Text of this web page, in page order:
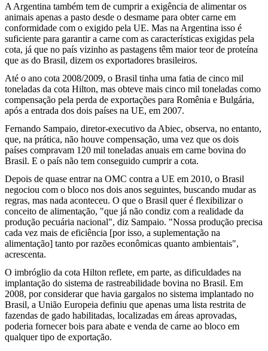
A Argentina também tem de cumprir a exigência de alimentar os
animais apenas a pasto desde o desmame para obter carne em
conformidade com o exigido pela UE. Mas na Argentina isso é
suficiente para garantir a carne com as características exigidas pela
cota, já que no país vizinho as pastagens têm maior teor de proteína
que as do Brasil, dizem os exportadores brasileiros.
Até o ano cota 2008/2009, o Brasil tinha uma fatia de cinco mil
toneladas da cota Hilton, mas obteve mais cinco mil toneladas como
compensação pela perda de exportações para Romênia e Bulgária,
após a entrada dos dois países na UE, em 2007.
Fernando Sampaio, diretor-executivo da Abiec, observa, no entanto,
que, na prática, não houve compensação, uma vez que os dois
países compravam 120 mil toneladas anuais em carne bovina do
Brasil. E o país não tem conseguido cumprir a cota.
Depois de quase entrar na OMC contra a UE em 2010, o Brasil
negociou com o bloco nos dois anos seguintes, buscando mudar as
regras, mas nada aconteceu. O que o Brasil quer é flexibilizar o
conceito de alimentação, "que já não condiz com a realidade da
produção pecuária nacional", diz Sampaio. "Nossa produção precisa
cada vez mais de eficiência [por isso, a suplementação na
alimentação] tanto por razões econômicas quanto ambientais",
acrescenta.
O imbróglio da cota Hilton reflete, em parte, as dificuldades na
implantação do sistema de rastreabilidade bovina no Brasil. Em
2008, por considerar que havia gargalos no sistema implantado no
Brasil, a União Europeia definiu que apenas uma lista restrita de
fazendas de gado habilitadas, localizadas em áreas aprovadas,
poderia fornecer bois para abate e venda de carne ao bloco em
qualquer tipo de exportação.